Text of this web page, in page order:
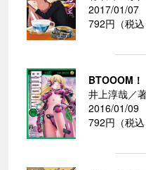
2017/01/07
792円（税込
BTOOOM
井上淳哉／
2016/01/09
792円（税込